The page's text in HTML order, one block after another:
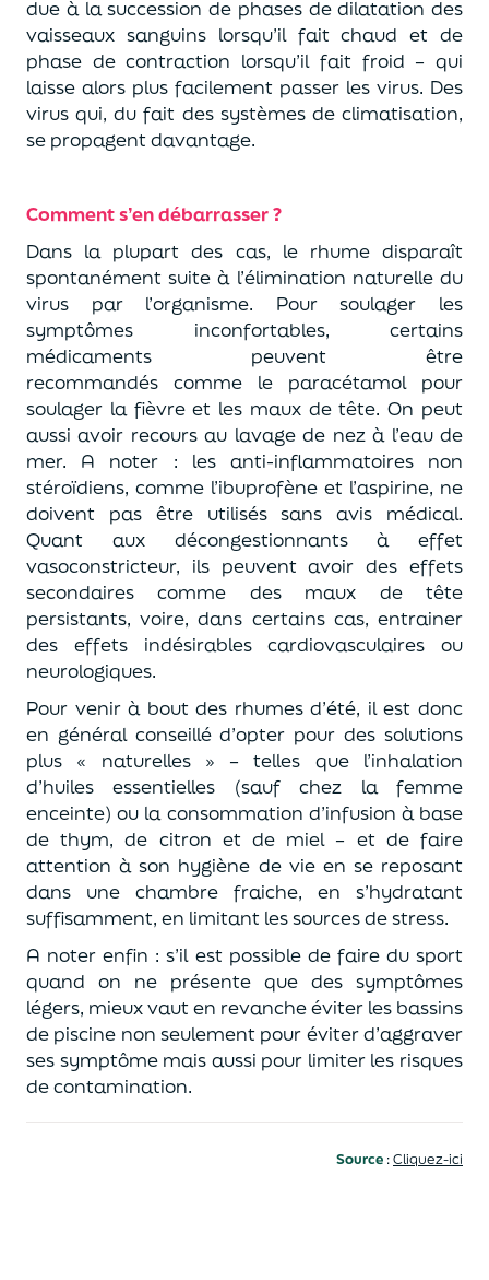
due à la succession de phases de dilatation des
vaisseaux sanguins lorsqu’il fait chaud et de
phase de contraction lorsqu’il fait froid – qui
laisse alors plus facilement passer les virus. Des
virus qui, du fait des systèmes de climatisation,
se propagent davantage.
Comment s’en débarrasser ?
Dans la plupart des cas, le rhume disparaît
spontanément suite à l’élimination naturelle du
virus par l’organisme. Pour soulager les
symptômes inconfortables, certains
médicaments peuvent être
recommandés comme le paracétamol pour
soulager la fièvre et les maux de tête. On peut
aussi avoir recours au lavage de nez à l’eau de
mer. A noter : les anti-inflammatoires non
stéroïdiens, comme l’ibuprofène et l’aspirine, ne
doivent pas être utilisés sans avis médical.
Quant aux décongestionnants à effet
vasoconstricteur, ils peuvent avoir des effets
secondaires comme des maux de tête
persistants, voire, dans certains cas, entrainer
des effets indésirables cardiovasculaires ou
neurologiques.
Pour venir à bout des rhumes d’été, il est donc
en général conseillé d’opter pour des solutions
plus « naturelles » – telles que l’inhalation
d’huiles essentielles (sauf chez la femme
enceinte) ou la consommation d’infusion à base
de thym, de citron et de miel – et de faire
attention à son hygiène de vie en se reposant
dans une chambre fraiche, en s’hydratant
suffisamment, en limitant les sources de stress.
A noter enfin : s’il est possible de faire du sport
quand on ne présente que des symptômes
légers, mieux vaut en revanche éviter les bassins
de piscine non seulement pour éviter d’aggraver
ses symptôme mais aussi pour limiter les risques
de contamination.
Source :Cliquez-ici